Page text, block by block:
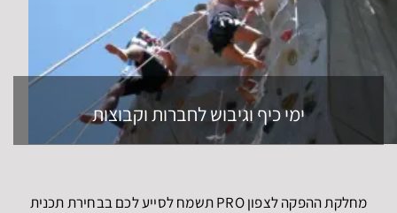
ימי כיף וגיבוש לחברות וקבוצות
מחלקת ההפקה לצפון PRO תשמח לסייע לכם בבחירת תכנית